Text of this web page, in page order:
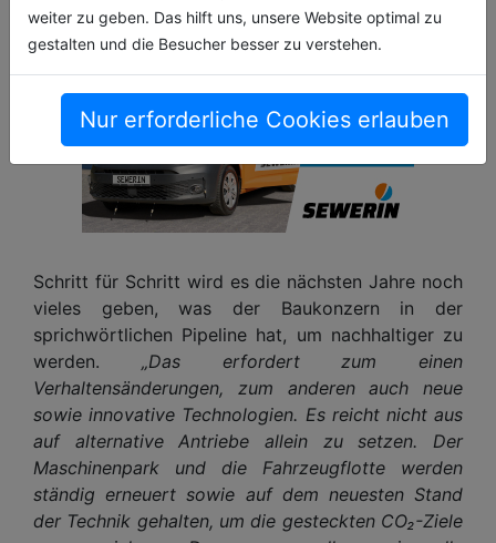
weiter zu geben. Das hilft uns, unsere Website optimal zu
gestalten und die Besucher besser zu verstehen.
Nur erforderliche Cookies erlauben
Schritt für Schritt wird es die nächsten Jahre noch
vieles geben, was der Baukonzern in der
sprichwörtlichen Pipeline hat, um nachhaltiger zu
werden. „Das erfordert zum einen
Verhaltensänderungen, zum anderen auch neue
sowie innovative Technologien. Es reicht nicht aus
auf alternative Antriebe allein zu setzen. Der
Maschinenpark und die Fahrzeugflotte werden
ständig erneuert sowie auf dem neuesten Stand
der Technik gehalten, um die gesteckten CO₂-Ziele